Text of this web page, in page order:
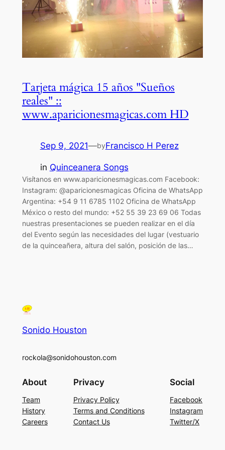
Tarjeta mágica 15 años "Sueños
reales" ::
www.aparicionesmagicas.com HD
Sep 9, 2021—byFrancisco H Perez
in Quinceanera Songs
Visítanos en www.aparicionesmagicas.com Facebook:
Instagram: @aparicionesmagicas Oficina de WhatsApp
Argentina: +54 9 11 6785 1102 Oficina de WhatsApp
México o resto del mundo: +52 55 39 23 69 06 Todas
nuestras presentaciones se pueden realizar en el día
del Evento según las necesidades del lugar (vestuario
de la quinceañera, altura del salón, posición de las…
Sonido Houston
rockola@sonidohouston.com
About
Team
History
Careers
Privacy
Privacy Policy
Terms and Conditions
Contact Us
Social
Facebook
Instagram
Twitter/X